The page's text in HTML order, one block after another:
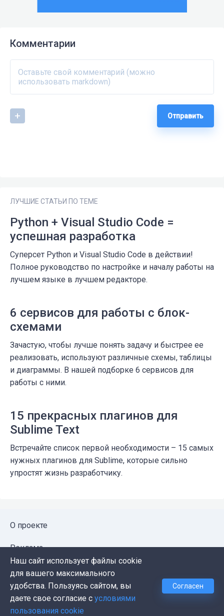
Комментарии
Отправить
ЛУЧШИЕ СТАТЬИ ПО ТЕМЕ
Python + Visual Studio Code =
успешная разработка
Суперсет Python и Visual Studio Code в действии!
Полное руководство по настройке и началу работы на
лучшем языке в лучшем редакторе.
6 сервисов для работы с блок-
схемами
Зачастую, чтобы лучше понять задачу и быстрее ее
реализовать, используют различные схемы, таблицы
и диаграммы. В нашей подборке 6 сервисов для
работы с ними.
15 прекрасных плагинов для
Sublime Text
Встречайте список первой необходимости – 15 самых
нужных плагинов для Sublime, которые сильно
упростят жизнь разработчику.
О проекте
Реклама
Публичная оферта
Политика конфиденциальности
Наш сайт использует файлы cookie
для вашего максимального
удобства. Пользуясь сайтом, вы
даете свое согласие с условиями
пользования cookie
Согласен